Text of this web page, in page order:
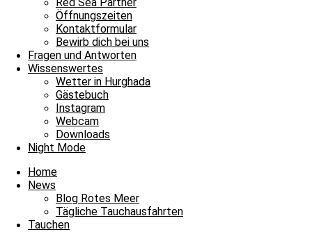
Öffnungszeiten
Kontaktformular
Bewirb dich bei uns
Fragen und Antworten
Wissenswertes
Wetter in Hurghada
Gästebuch
Instagram
Webcam
Downloads
Night Mode
Home
News
Blog Rotes Meer
Tägliche Tauchausfahrten
Tauchen